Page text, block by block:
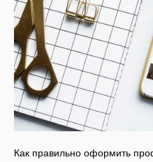
Как правильно оформить